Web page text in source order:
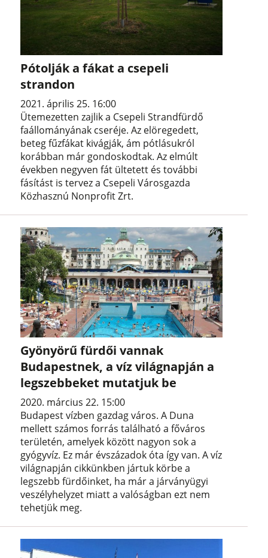
Pótolják a fákat a csepeli
strandon
2021. április 25. 16:00
Ütemezetten zajlik a Csepeli Strandfürdő
faállományának cseréje. Az elöregedett,
beteg fűzfákat kivágják, ám pótlásukról
korábban már gondoskodtak. Az elmúlt
években negyven fát ültetett és további
fásítást is tervez a Csepeli Városgazda
Közhasznú Nonprofit Zrt.
Gyönyörű fürdői vannak
Budapestnek, a víz világnapján a
legszebbeket mutatjuk be
2020. március 22. 15:00
Budapest vízben gazdag város. A Duna
mellett számos forrás található a főváros
területén, amelyek között nagyon sok a
gyógyvíz. Ez már évszázadok óta így van. A víz
világnapján cikkünkben jártuk körbe a
legszebb fürdőinket, ha már a járványügyi
veszélyhelyzet miatt a valóságban ezt nem
tehetjük meg.